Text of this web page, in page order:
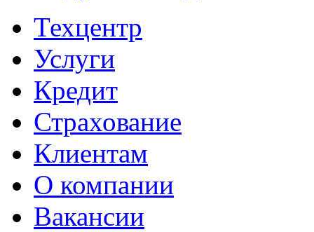
Техцентр
Услуги
Кредит
Страхование
Клиентам
О компании
Вакансии